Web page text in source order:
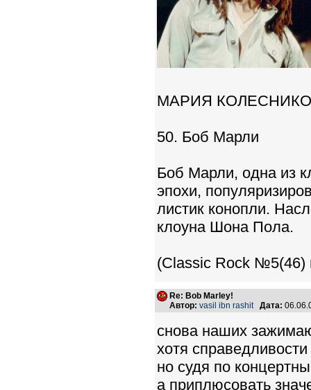
МАРИЯ
50. Боб Марли
Боб Марли, одна из
эпохи,
листик конопли.
клоуна Шона Пола.
(Classic Rock №5(46)
Re: Bob Marley!
Автор: vasil ibn rashit Дата:
снова наших
хотя
но судя по
а приплюсовать